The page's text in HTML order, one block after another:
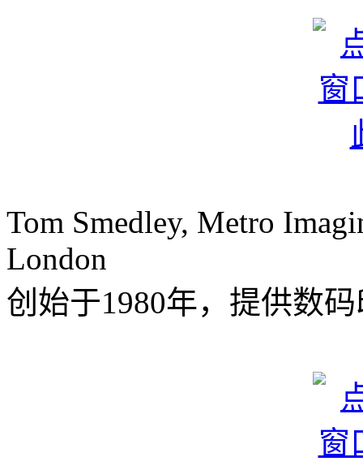
Tom Smedley, Metro
London
创始于1980年，提供数